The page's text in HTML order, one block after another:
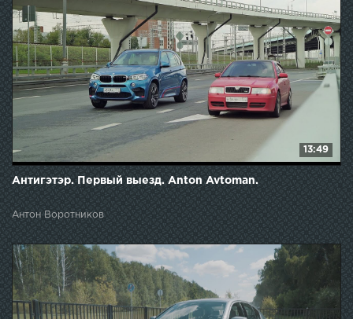
13:49
Антигэтэр. Первый выезд. Anton Avtoman.
Антон Воротников